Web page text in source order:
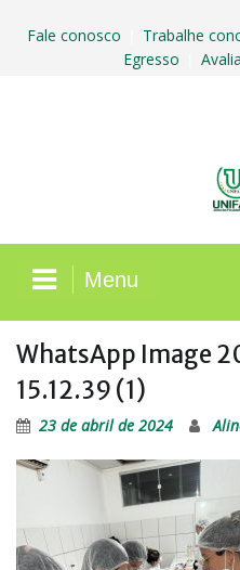
Fale conosco Trabalhe
Egresso
Menu
WhatsApp Image
15.12.39 (1)
23 de abril de 2024